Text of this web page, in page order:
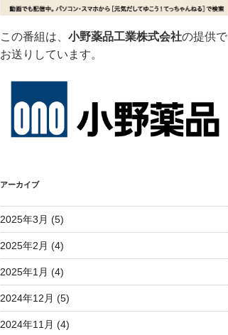
この番組は、小野薬品工業株式会社の提供で
お送りしています。
アーカイブ
2025年3月 (5)
2025年2月 (4)
2025年1月 (4)
2024年12月 (5)
2024年11月 (4)